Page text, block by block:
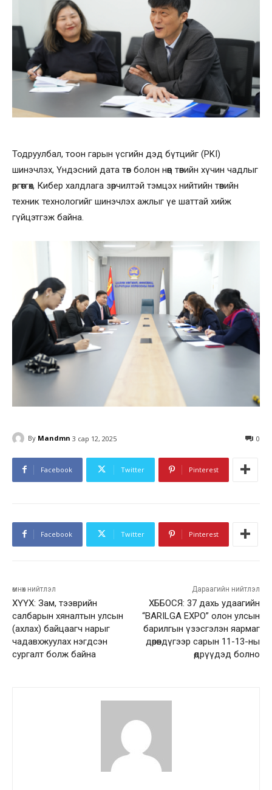
Тодруулбал, тоон гарын үсгийн дэд бүтцийг (PKI)
шинэчлэх, Үндэсний дата төв болон нөөц төвийн хүчин чадлыг
өргөтгөх, Кибер халдлага зөрчилтэй тэмцэх нийтийн төвийн
техник технологийг шинэчлэх ажлыг үе шаттай хийж
гүйцэтгэж байна.
By Mandmn 3 сар 12, 2025 0
Facebook Twitter Pinterest
Facebook Twitter Pinterest
өмнөх нийтлэл
ХҮҮХ: Зам, тээврийн
салбарын хяналтын улсын
(ахлах) байцаагч нарыг
чадавхжуулах нэгдсэн
сургалт болж байна
Дараагийн нийтлэл
ХББОСЯ: 37 дахь удаагийн
“BARILGA EXPO” олон улсын
барилгын үзэсгэлэн яармаг
дөрөвдүгээр сарын 11-13-ны
өдрүүдэд болно